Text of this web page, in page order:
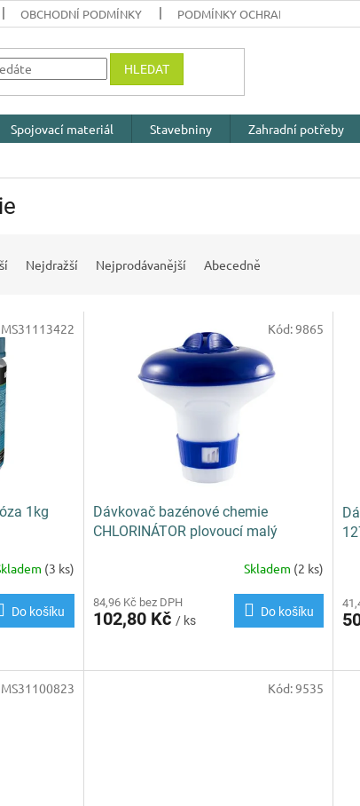
OBCHODNÍ PODMÍNKY PODMÍNKY OCHRANY OSOBNÍCH
HLEDAT
Spojovací materiál Stavebniny Zahradní potřeby
Nejdražší Nejprodávanější Abecedně
1kg
(3 ks)
Do košíku
MS31113422
Dávkovač bazénové chemie
CHLORINÁTOR plovoucí malý
Skladem (2 ks)
84,96 Kč bez DPH
102,80 Kč / ks
Do košíku
Kód:9865
MS31100823 Kód:9535